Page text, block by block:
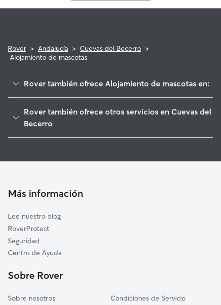
Rover > Andalucía > Cuevas del Becerro >
Alojamiento de mascotas
Rover también ofrece Alojamiento de mascotas en:
El Burgo
Teba
Ronda
Algámitas
Rover también ofrece otros servicios en Cuevas del
Becerro
Cuidadores a domicilio en Cuevas-Del-Becerro
Más información
Lee nuestro blog
RoverProtect
Seguridad
Centro de Ayuda
Sobre Rover
Sobre nosotros
Condiciones de Servicio